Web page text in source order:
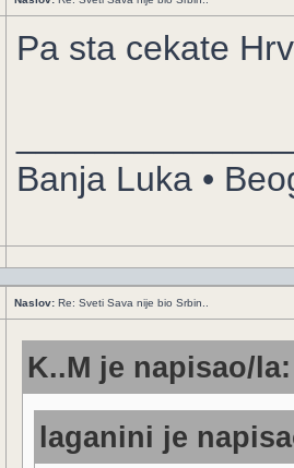
Pa sta cekate
Banja Luka •
Naslov: Re: Sveti Sava nije bio Srbin..
K..M je napisao/la:
laganini je